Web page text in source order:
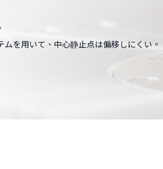
を用いて、中心静止点は偏移しにくい。